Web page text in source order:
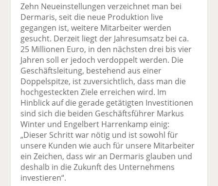
Zehn Neueinstellungen verzeichnet man bei
Dermaris, seit die neue Produktion live
gegangen ist, weitere Mitarbeiter werden
gesucht. Derzeit liegt der Jahresumsatz bei ca.
25 Millionen Euro, in den nächsten drei bis vier
Jahren soll er jedoch verdoppelt werden. Die
Geschäftsleitung, bestehend aus einer
Doppelspitze, ist zuversichtlich, dass man die
hochgesteckten Ziele erreichen wird. Im
Hinblick auf die gerade getätigten Investitionen
sind sich die beiden Geschäftsführer Markus
Winter und Engelbert Harrenkamp einig:
„Dieser Schritt war nötig und ist sowohl für
unsere Kunden wie auch für unsere Mitarbeiter
ein Zeichen, dass wir an Dermaris glauben und
deshalb in die Zukunft des Unternehmens
investieren“.